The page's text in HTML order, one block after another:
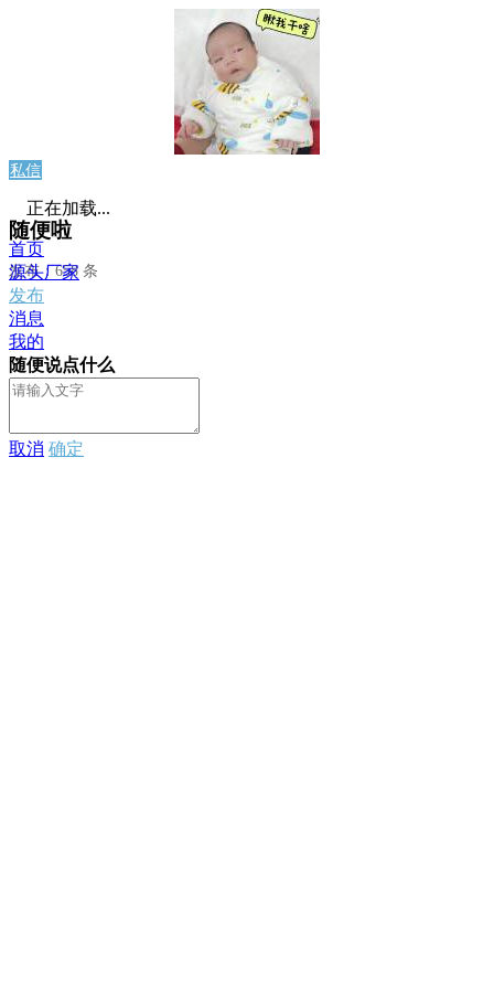
私信
随便啦
发布：658 条
正在加载...
首页
源头厂家
发布
消息
我的
随便说点什么
取消 确定